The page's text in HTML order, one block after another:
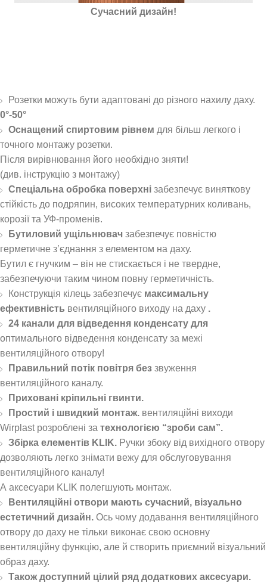
Утеплена пінополістиролом
Розетки можуть бути адаптовані до різного нахилу даху.
0°-50°
Оснащений спиртовим рівнем для більш легкого і
точного монтажу розетки.
Після вирівнювання його необхідно зняти!
(див. інструкцію з монтажу)
Спеціальна обробка поверхні забезпечує виняткову
стійкість до подряпин, високих температурних коливань,
корозії та УФ-променів.
Бутиловий ущільнювач забезпечує повністю
герметичне з’єднання з елементом на даху.
Бутил є гнучким – він не стискається і не твердне,
забезпечуючи таким чином повну герметичність.
Конструкція кілець забезпечує максимальну
ефективність вентиляційного виходу на даху .
24 канали для відведення конденсату для
оптимального відведення конденсату за межі
вентиляційного отвору!
Правильний потік повітря без звуження
вентиляційного каналу.
Приховані кріпильні гвинти.
Простий і швидкий монтаж. вентиляційні виходи
Wirplast розроблені за технологією “зроби сам”.
Збірка елементів KLIK. Ручки збоку від вихідного отвору
дозволяють легко знімати вежу для обслуговування
вентиляційного каналу!
А аксесуари KLIK полегшують монтаж.
Вентиляційні отвори мають сучасний, візуально
естетичний дизайн. Ось чому додавання вентиляційного
отвору до даху не тільки виконає свою основну
вентиляційну функцію, але й створить приємний візуальний
образ даху.
Також доступний цілий ряд додаткових аксесуари.